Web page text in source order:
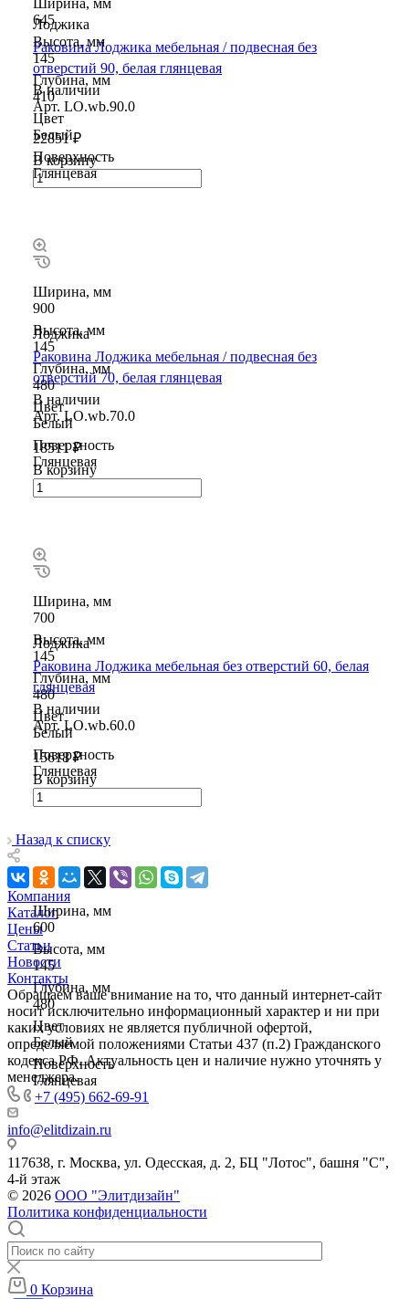
Ширина, мм
645
Высота, мм
145
Глубина, мм
410
Цвет
Белый
Поверхность
Глянцевая
Ширина, мм
900
Высота, мм
145
Глубина, мм
480
Цвет
Белый
Поверхность
Глянцевая
Лоджика
Раковина Лоджика мебельная / подвесная без
отверстий 90, белая глянцевая
В наличии
Арт. LO.wb.90.0
22851 ₽
В корзину
Ширина, мм
700
Высота, мм
145
Глубина, мм
480
Цвет
Белый
Поверхность
Глянцевая
Лоджика
Раковина Лоджика мебельная / подвесная без
отверстий 70, белая глянцевая
В наличии
Арт.LO.wb.70.0
18511 ₽
В корзину
Ширина, мм
600
Высота, мм
145
Глубина, мм
480
Цвет
Белый
Поверхность
Глянцевая
Лоджика
Раковина Лоджика мебельная без отверстий 60, белая
глянцевая
В наличии
Арт.LO.wb.60.0
15618 ₽
В корзину
Назад к списку
Компания
Каталог
Цены
Статьи
Новости
Контакты
Обращаем ваше внимание на то, что данный интернет-сайт
носит исключительно информационный характер и ни при
каких условиях не является публичной офертой,
определяемой положениями Статьи 437 (п.2) Гражданского
кодекса РФ. Актуальность цен и наличие нужно уточнять у
менеджера.
+7 (495) 662-69-91
info@elitdizain.ru
117638, г. Москва, ул. Одесская, д. 2, БЦ "Лотос", башня "С",
4-й этаж
© 2026 ООО "Элитдизайн"
Политика конфиденциальности
0 Корзина